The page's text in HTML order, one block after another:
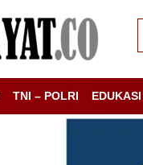
TNI – POLRI EDUKASI